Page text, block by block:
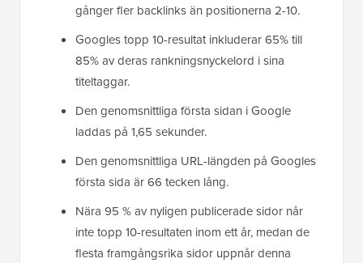
gånger fler backlinks än positionerna 2-10.
Googles topp 10-resultat inkluderar 65% till
85% av deras rankningsnyckelord i sina
titeltaggar.
Den genomsnittliga första sidan i Google
laddas på 1,65 sekunder.
Den genomsnittliga URL-längden på Googles
första sida är 66 tecken lång.
Nära 95 % av nyligen publicerade sidor når
inte topp 10-resultaten inom ett år, medan de
flesta framgångsrika sidor uppnår denna